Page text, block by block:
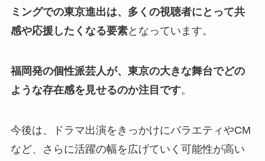
ミングでの東京進出は、多くの視聴者にとって共
感や応援したくなる要素となっています。
福岡発の個性派芸人が、東京の大きな舞台でどの
ような存在感を見せるのか注目です。
今後は、ドラマ出演をきっかけにバラエティやCM
など、さらに活躍の幅を広げていく可能性が高い